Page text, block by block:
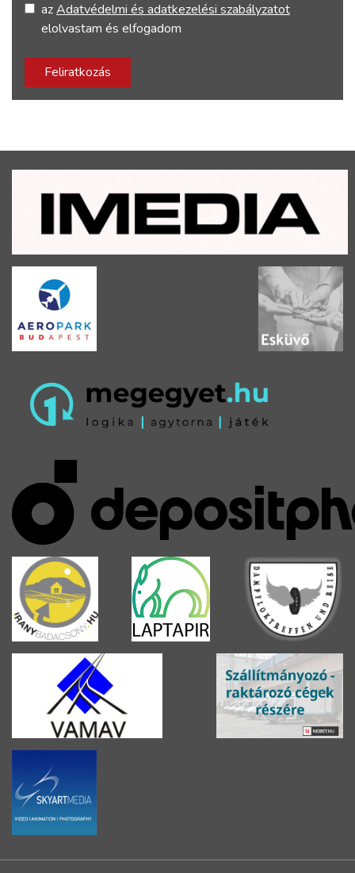
azAdatvédelmi és adatkezelési szabályzatot
elolvastam és elfogadom
Feliratkozás